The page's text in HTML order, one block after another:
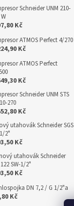
Schneider UNM 210-
Kč
ATMOS Perfect 4/270
Kč
ATMOS Perfect
Kč
Schneider UNM STS
270
Kč
utahovák Schneider SGS
2"
Kč
utahovák Schneider
SW-1/2"
Kč
DN 7,2 / G 1/2"a
Kč